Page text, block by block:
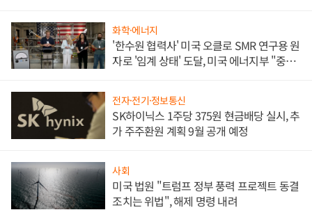
화학·에너지
'한수원 협력사' 미국 오클로 SMR 연구용 원
자로 '임계 상태' 도달, 미국 에너지부 "중요
전자·전기·정보통신
SK하이닉스 1주당 375원 현금배당 실시, 추
가 주주환원 계획 9월 공개 예정
사회
미국 법원 "트럼프 정부 풍력 프로젝트 동결
조치는 위법", 해제 명령 내려